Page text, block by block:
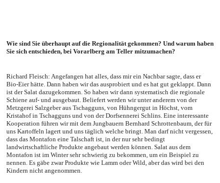
Wie sind Sie überhaupt auf die Regionalität gekommen? Und warum haben
Sie sich entschieden, bei Vorarlberg am Teller mitzumachen?
Richard Fleisch: Angefangen hat alles, dass mir ein Nachbar sagte, dass er
Bio-Eier hätte. Dann haben wir das ausprobiert und es hat gut geklappt. Dann
ist der Salat dazugekommen. So haben wir dann systematisch die regionale
Schiene auf- und ausgebaut. Beliefert werden wir unter anderem von der
Metzgerei Salzgeber aus Tschagguns, von Hühngergut in Höchst, vom
Kristahof in Tschagguns und von der Dorfsennerei Schlins. Eine interessante
Kooperation führen wir mit dem Jungbauern Bernhard Schrottenbaum, der für
uns Kartoffeln lagert und uns täglich welche bringt. Man darf nicht vergessen,
dass das Montafon eine Talschaft ist, in der nur sehr bedingt
landwirtschaftliche Produkte angebaut werden können. Salat aus dem
Montafon ist im Winter sehr schwierig zu bekommen, um ein Beispiel zu
nennen. Es gäbe zwar Produkte wie Lamm oder Wild, aber das wird bei den
Kindern nicht angenommen.